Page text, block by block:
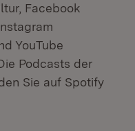
Facebook
YouTube
Podcasts der
Sie auf Spotify